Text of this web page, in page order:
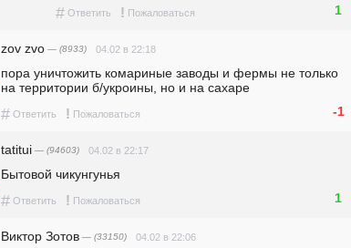
# Ответить ! Пожаловаться 1
zov zvo — (8933) 04.02 в 22:18
пора уничтожить комариные заводы и фермы не только
на территории б/укроины, но и на сахаре
# Ответить ! Пожаловаться -1
tatitui — (94603) 04.02 в 22:17
Бытовой чикунгунья
# Ответить ! Пожаловаться 1
Виктор Зотов — (33150) 04.02 в 22:06